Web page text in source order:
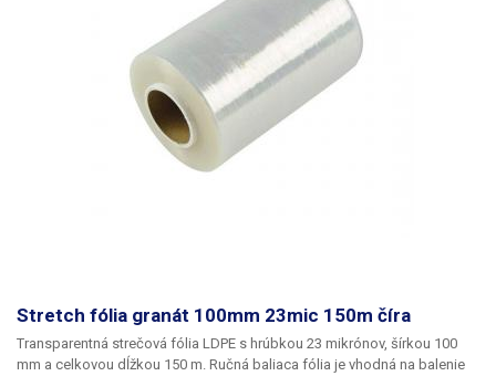
Stretch fólia granát 100mm 23mic 150m číra
Transparentná strečová fólia LDPE s hrúbkou 23 mikrónov, šírkou 100
mm a celkovou dĺžkou 150 m.